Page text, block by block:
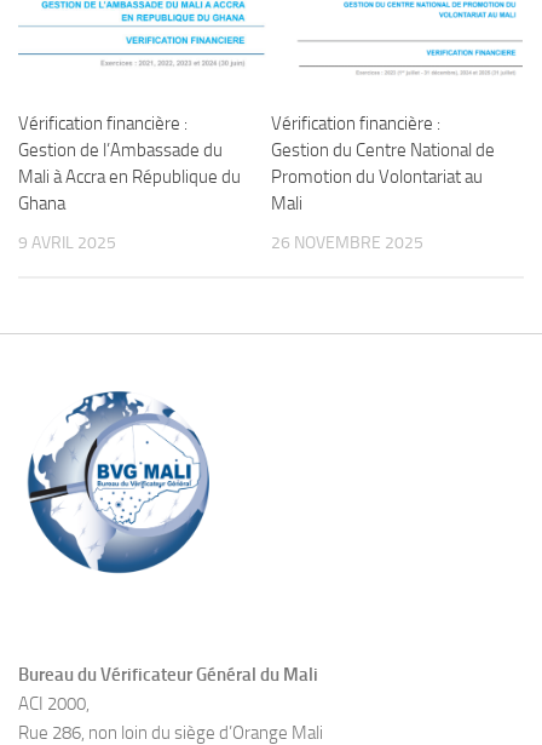
Vérification financière :
Gestion de l’Ambassade du
Mali à Accra en République du
Ghana
9 AVRIL 2025
Vérification financière :
Gestion du Centre National de
Promotion du Volontariat au
Mali
26 NOVEMBRE 2025
Bureau du Vérificateur Général du Mali
ACI 2000,
Rue 286, non loin du siège d’Orange Mali